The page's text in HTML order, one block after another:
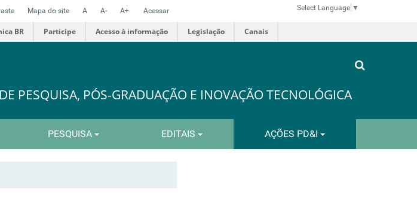
Mapa do site A A- A+ Acessar Select Language ▼
BR Participe Acesso à informação Legislação Canais
PESQUISA, PÓS-GRADUAÇÃO E INOVAÇÃO TECNOLÓGICA
PESQUISA EDITAIS AÇÕES PD&I